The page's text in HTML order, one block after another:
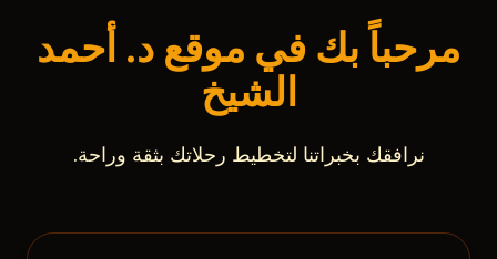
مرحباً بك في موقع د. أحمد
الشيخ
نرافقك بخبراتنا لتخطيط رحلاتك بثقة وراحة.